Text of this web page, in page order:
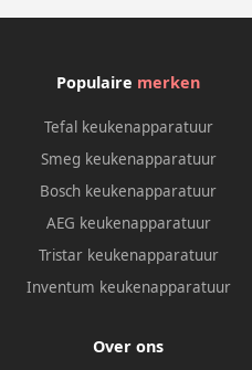
Populaire merken
Tefal keukenapparatuur
Smeg keukenapparatuur
Bosch keukenapparatuur
AEG keukenapparatuur
Tristar keukenapparatuur
Inventum keukenapparatuur
Over ons